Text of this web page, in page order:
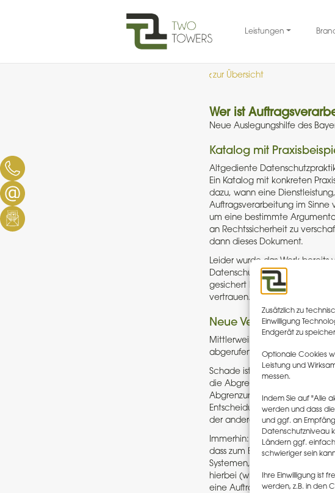
Zusätzlich zu
Einwilligung
Endgerät zu
Optionale Cookies
Leistung und
messen.
Indem Sie auf "Alle
werden und dass
und ggf. an
Datenschutzniveau
Ländern ggf.
schwieriger sein
Ihre Einwilligung ist
werden, z.B. in den
Leistungen
zur Übersicht
Wer ist
Neue Auslegungshilfe des
Katalog mit
Altgediente
Ein Katalog mit konkreten
dazu, wann eine
Auftragsverarbeitung im Sinne
um eine bestimmte
an Rechtssicherheit zu
dann dieses Dokument.
Leider wurde das Werk bereits
Datenschutzaufsicht
gesichert hatten, auf die
vertrauen.
Neue Version online
Mittlerweile stellt das BayLDA
abgerufen werden kann. Das
Schade ist allerdings, dass
die Abgrenzung zwischen
Abgrenzungshilfe nun
Entscheidungsfindung entlang
der anderen Seite bleibt
Immerhin: Einige konkrete
dass zum Beispiel die
Systemen, wenn
hierbei (wie häufig) der
eine Auftragsverarbeitung sein